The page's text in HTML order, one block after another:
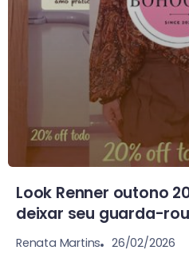
Look Renner outono
deixar seu guarda-
Renata Martins 26/02/2026